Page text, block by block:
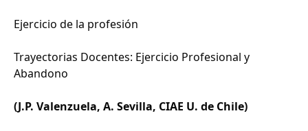
Ejercicio de la profesión
Trayectorias Docentes: Ejercicio Profesional y
Abandono
(J.P. Valenzuela, A. Sevilla, CIAE U. de Chile)